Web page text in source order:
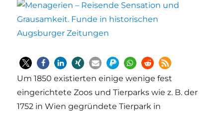
Um 1850 existierten einige wenige fest
eingerichtete Zoos und Tierparks wie z. B. der
1752 in Wien gegründete Tierpark in